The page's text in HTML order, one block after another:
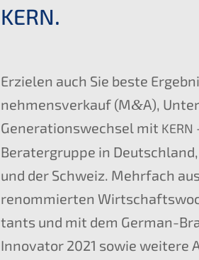
KERN.
Erzie­len auch Sie beste
nehmens­verkauf (M&A),
Generations­wechsel mit KERN
Berater­grup­pe in
und der Schweiz. Mehrfach
renom­mier­ten
tants und mit dem German-
Innova­tor 2021 sowie weite­re